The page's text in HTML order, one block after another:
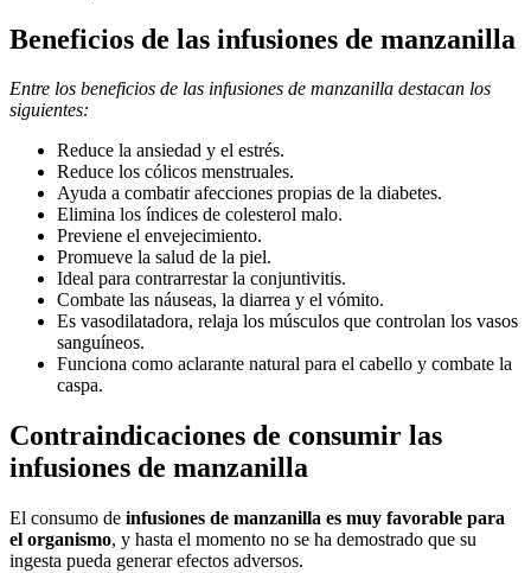
Beneficios de las infusiones de manzanilla
Entre los beneficios de las infusiones de manzanilla destacan los
siguientes:
Reduce la ansiedad y el estrés.
Reduce los cólicos menstruales.
Ayuda a combatir afecciones propias de la diabetes.
Elimina los índices de colesterol malo.
Previene el envejecimiento.
Promueve la salud de la piel.
Ideal para contrarrestar la conjuntivitis.
Combate las náuseas, la diarrea y el vómito.
Es vasodilatadora, relaja los músculos que controlan los vasos
sanguíneos.
Funciona como aclarante natural para el cabello y combate la
caspa.
Contraindicaciones de consumir las
infusiones de manzanilla
El consumo de infusiones de manzanilla es muy favorable para
el organismo, y hasta el momento no se ha demostrado que su
ingesta pueda generar efectos adversos.